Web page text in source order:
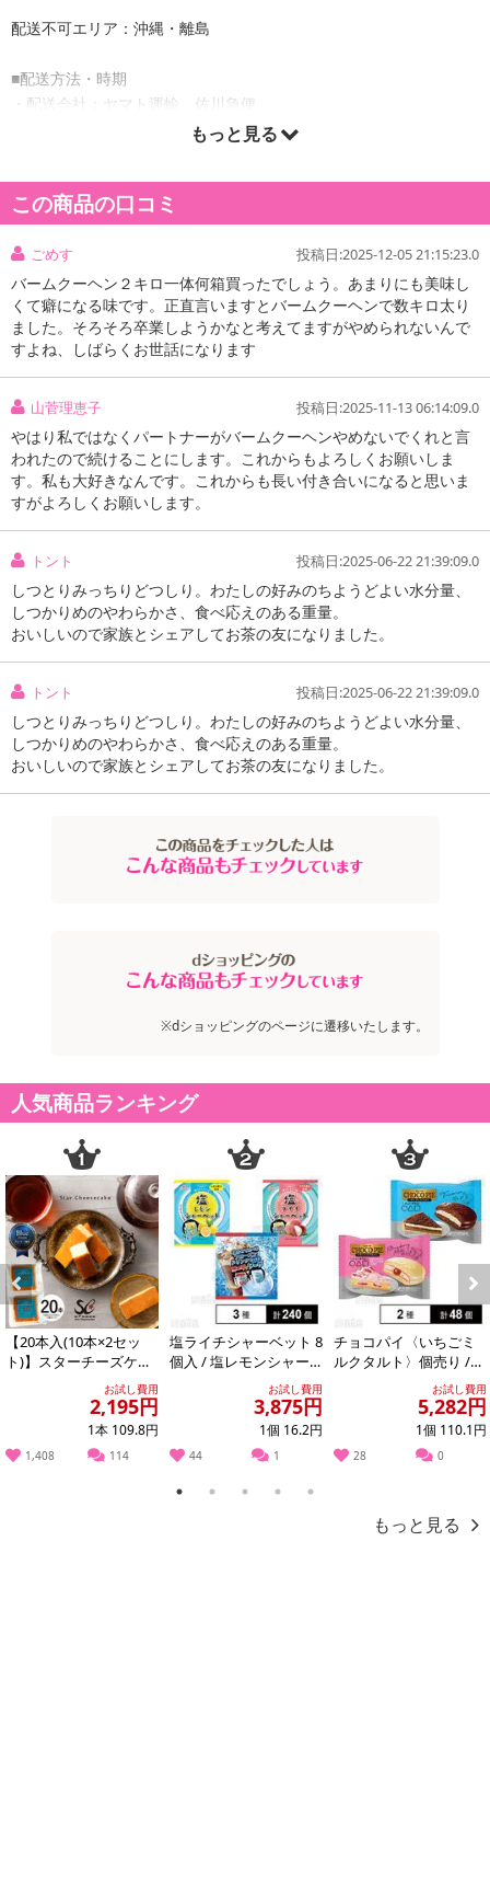
配送不可エリア：沖縄・離島
■配送方法・時期
・配送会社：ヤマト運輸、佐川急便
に、ご利用可能です。
※発送予定日は到着日ではありません。
・商品は「下町バームクーヘン」より出荷します。
商品詳細
もっと見る
この商品の口コミ
ごめす 投稿日:2025-12-05 21:15:23.0
バームクーヘン２キロ一体何箱買ったでしょう。あまりにも美味し
くて癖になる味です。正直言いますとバームクーヘンで数キロ太り
ました。そろそろ卒業しようかなと考えてますがやめられないんで
すよね、しばらくお世話になります
山菅理恵子 投稿日:2025-11-13 06:14:09.0
やはり私ではなくパートナーがバームクーヘンやめないでくれと言
われたので続けることにします。これからもよろしくお願いしま
す。私も大好きなんです。これからも長い付き合いになると思いま
すがよろしくお願いします。
トント 投稿日:2025-06-22 21:39:09.0
しつとりみっちりどつしり。わたしの好みのちようどよい水分量、
しつかりめのやわらかさ、食べ応えのある重量。
おいしいので家族とシェアしてお茶の友になりました。
トント 投稿日:2025-06-22 21:39:09.0
しつとりみっちりどつしり。わたしの好みのちようどよい水分量、
しつかりめのやわらかさ、食べ応えのある重量。
おいしいので家族とシェアしてお茶の友になりました。
※dショッピングのページに遷移いたします。
人気商品ランキング
Previous
【20本入(10本×2セッ
ト)】スターチーズケー
お試し費用
2,195円
1本 109.8円
1,408 114
塩ライチシャーベット 8
個入 / 塩レモンシャー
ベット 8個入 / フローズ
お試し費用
3,875円
1個 16.2円
44 1
チョコパイ〈いちごミ
ルクタルト〉個売り /
〈ティラミスタルト〉
お試し費用
5,282円
1個 110.1円
28 0
Next
1 2 3 4 5
もっと見る